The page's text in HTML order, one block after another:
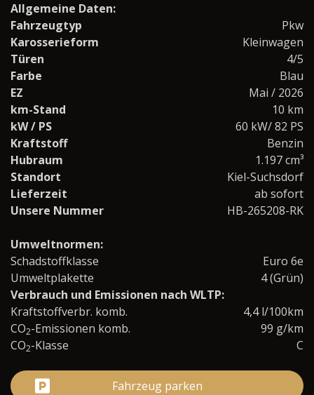
Allgemeine Daten:
Fahrzeugtyp
Pkw
Karosserieform
Kleinwagen
Türen
4/5
Farbe
Blau
EZ
Mai / 2026
km-Stand
10 km
kW / PS
60 kW/ 82 PS
Kraftstoff
Benzin
Hubraum
1.197 cm³
Standort
Kiel-Suchsdorf
Lieferzeit
ab sofort
Unsere Nummer
HB-265208-RK
Umweltnormen:
Schadstoffklasse
Euro 6e
Umweltplakette
4 (Grün)
Verbrauch und Emissionen nach WLTP:
Kraftstoffverbr. komb.
4,4 l/100km
CO2-Emissionen komb.
99 g/km
CO2-Klasse C
Fahrzeug parken